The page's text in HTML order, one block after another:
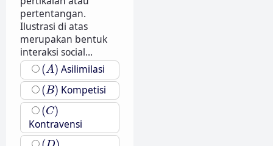
pertentangan.
Ilustrasi di atas
merupakan bentuk
interaksi social...
(A)
(A) Asilimilasi
(B)
(B) Kompetisi
(C)
(C)
Kontravensi
(D)